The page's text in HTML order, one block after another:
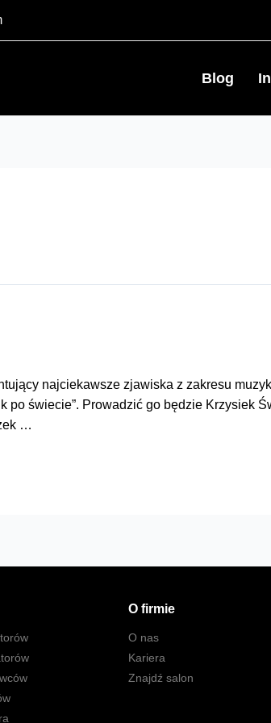
Blog
najciekawsze zjawiska z zakresu
świecie”. Prowadzić go będzie Krzysiek
…
O firmie
O nas
Kariera
Znajdź salon